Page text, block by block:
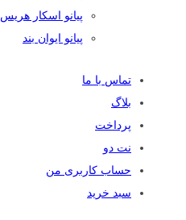
پیانو اسکار هریس
پیانو ایوان بند
تماس با ما
بلاگ
پرداخت
نت دو
حساب کاربری من
سبد خرید